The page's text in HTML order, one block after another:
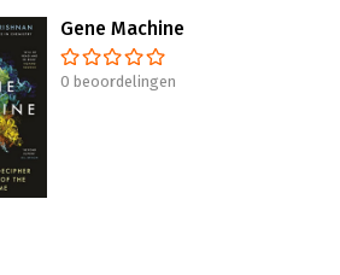
Gene Machine
0 beoordelingen